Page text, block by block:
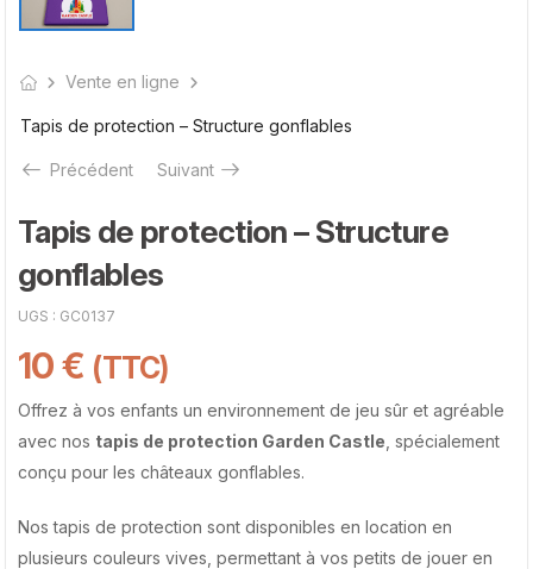
Vente en ligne
Tapis de protection – Structure gonflables
Précédent Suivant
Tapis de protection – Structure
gonflables
UGS : GC0137
10€ (TTC)
Offrez à vos enfants un environnement de jeu sûr et agréable
avec nos tapis de protection Garden Castle , spécialement
conçu pour les châteaux gonflables.
Nos tapis de protection sont disponibles en location en
plusieurs couleurs vives, permettant à vos petits de jouer en